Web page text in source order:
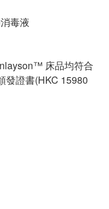
毒液
床品均符合
發證書(HKC 15980